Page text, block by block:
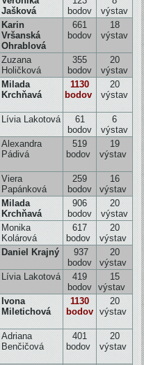
Jašková
bodov
výstav
Karin
Vršanská
Ohrablová
661
bodov
18
výstav
Zuzana
Holičková
355
bodov
20
výstav
Milada
Krchňavá
1130
bodov
20
výstav
Lívia Lakotová
61
bodov
6
výstav
Alexandra
Pádivá
519
bodov
19
výstav
Viera
Papánková
259
bodov
16
výstav
Milada
Krchňavá
906
bodov
20
výstav
Monika
Kolárová
617
bodov
20
výstav
Daniel Krajný
937
bodov
20
výstav
Lívia Lakotová
419
bodov
15
výstav
Ivona
Miletichová
1130
bodov
20
výstav
Adriana
Benčičová
401
bodov
20
výstav